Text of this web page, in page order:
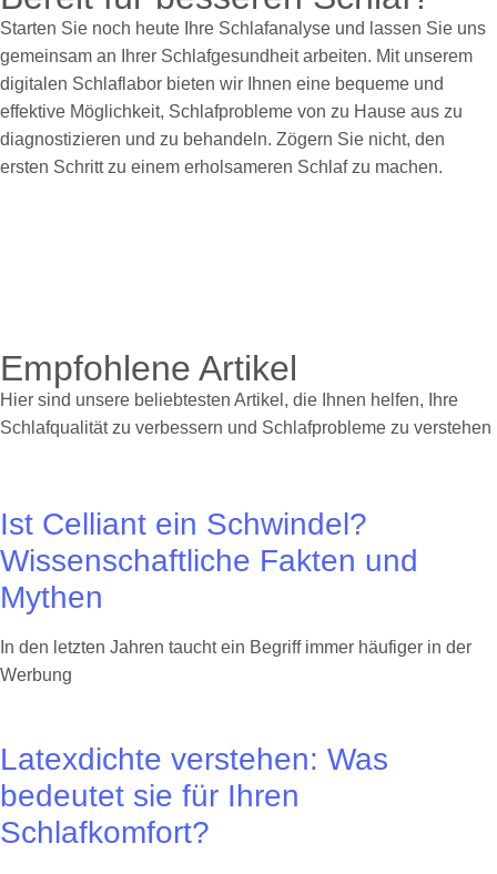
Starten Sie noch heute Ihre Schlafanalyse und lassen Sie uns
gemeinsam an Ihrer Schlafgesundheit arbeiten. Mit unserem
digitalen Schlaflabor bieten wir Ihnen eine bequeme und
effektive Möglichkeit, Schlafprobleme von zu Hause aus zu
diagnostizieren und zu behandeln. Zögern Sie nicht, den
ersten Schritt zu einem erholsameren Schlaf zu machen.
Empfohlene Artikel
Hier sind unsere beliebtesten Artikel, die Ihnen helfen, Ihre
Schlafqualität zu verbessern und Schlafprobleme zu verstehen
Ist Celliant ein Schwindel?
Wissenschaftliche Fakten und
Mythen
In den letzten Jahren taucht ein Begriff immer häufiger in der
Werbung
Latexdichte verstehen: Was
bedeutet sie für Ihren
Schlafkomfort?